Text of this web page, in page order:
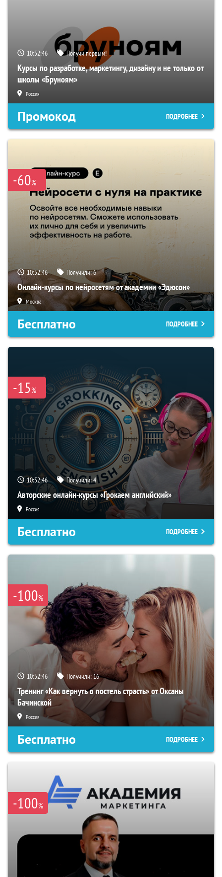
10:52:46 Получи первым!
Курсы по разработке, маркетингу, дизайну и не только от
школы «Бруноям»
Россия
Промокод ПОДРОБНЕЕ
-60%
10:52:46 Получили:6
Онлайн-курсы по нейросетям от академии «Эдюсон»
Москва
Бесплатно ПОДРОБНЕЕ
-15%
10:52:46 Получили:4
Авторские онлайн-курсы «Грокаем английский»
Россия
Бесплатно ПОДРОБНЕЕ
-100%
10:52:46 Получили:16
Тренинг «Как вернуть в постель страсть» от Оксаны
Бачинской
Россия
Бесплатно ПОДРОБНЕЕ
-100%